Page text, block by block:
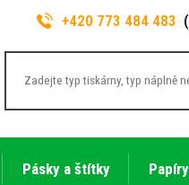
+420 773 484 483
Pásky a štítky Papíry